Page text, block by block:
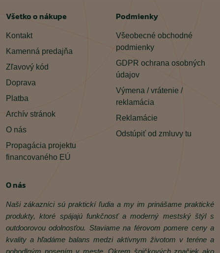
Všetko o nákupe
Kontakt
Kamenná predajňa
Zľavový kód
Doprava
Platba
Archív stránok
O nás
Propagácia projektu
financovaného EÚ
Podmienky
Všeobecné obchodné
podmienky
GDPR ochrana osobných
údajov
Výmena / vrátenie /
reklamácia
Reklamácie
Odstúpiť od zmluvy tu
O nás
Naši zákazníci sú praktickí ľudia a my im prinášame praktické
produkty, ktoré spájajú funkčnosť a moderný mestský štýl s
outdoorovou odolnosťou. Staviame na férovom pomere ceny a
kvality a hľadáme balans medzi aktívnym životom v teréne a